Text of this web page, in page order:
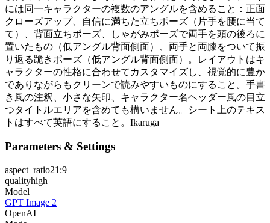
には同一キャラクターの複数のアングルを含めること：正面
クローズアップ、自信に満ちた立ちポーズ（片手を腰に当て
て）、背面立ちポーズ、しゃがみポーズで両手を頭の後ろに
置いたもの（低アングル背面側面）、両手と両膝をついて振
り返る跪きポーズ（低アングル背面側面）。レイアウトはキ
ャラクターの性格に合わせてカスタマイズし、視覚的に豊か
でありながらもクリーンで読みやすいものにすること。手書
き風の注釈、小さな矢印、キャラクター名ヘッダー風の目立
つタイトルエリアを含めても構いません。シート上のテキス
トはすべて英語にすること。Ikaruga
Parameters & Settings
aspect_ratio21:9
qualityhigh
Model
GPT Image 2
OpenAI